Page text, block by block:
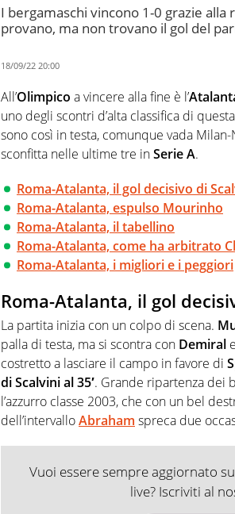
I bergamaschi vincono 1-0 grazie alla
provano, ma non trovano il gol del
18/09/22 20:00
All’Olimpico a vincere alla fine è l’
uno degli scontri d’alta classifica di
sono così in testa, comunque vada
sconfitta nelle ultime tre inSerie A.
Roma-Atalanta, il gol decisivo di
Roma-Atalanta, espulso Mourinho
Roma-Atalanta, il tabellino
Roma-Atalanta, come ha arbitrato
Roma-Atalanta, i migliori e i peggiori
Roma-Atalanta, il gol
La partita inizia con un colpo di scena.
palla di testa, ma si scontra con Demiral
costretto a lasciare il campo in favore di
di Scalvini al 35′. Grande ripartenza dei
l’azzurro classe 2003, che con un bel
dell’intervalloAbraham spreca due
Vuoi essere sempre aggiornato
live? Iscriviti al